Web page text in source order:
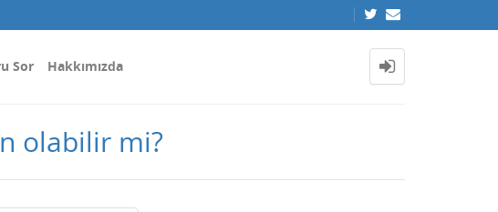
Sor Hakkımızda
olabilir mi?